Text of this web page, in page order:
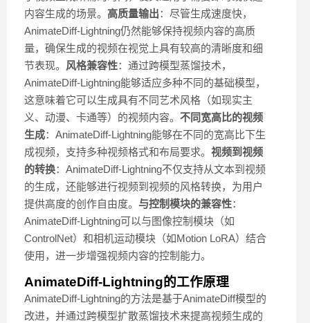
内容生成的场景。 高质量输出：尽管生成速度快，
AnimateDiff-Lightning仍然能够保持视频内容的高质
量，确保生成的视频在视觉上具有较高的清晰度和细
节表现。 风格兼容性：通过跨模型蒸馏技术，
AnimateDiff-Lightning能够适应多种不同的基础模型，
这意味着它可以生成具有不同艺术风格（如现实主
义、动漫、卡通等）的视频内容。 不同宽高比的视频
生成：AnimateDiff-Lightning能够在不同的宽高比下生
成视频，支持多种视频格式和布局要求。 视频到视频
的转换：AnimateDiff-Lightning不仅支持从文本到视频
的生成，还能够进行视频到视频的风格转换，为用户
提供高度的创作自由度。 与控制模块的兼容性：
AnimateDiff-Lightning可以与图像控制模块（如
ControlNet）和相机运动模块（如Motion LoRA）结合
使用，进一步增强视频内容的控制能力。
AnimateDiff-Lightning的工作原理
AnimateDiff-Lightning的方法是基于AnimateDiff模型的
改进，并通过跨模型扩散蒸馏技术来提高视频生成的